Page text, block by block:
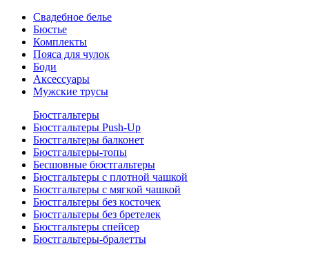
Свадебное белье
Бюстье
Комплекты
Пояса для чулок
Боди
Аксессуары
Мужские трусы
Бюстгальтеры
Бюстгальтеры Push-Up
Бюстгальтеры балконет
Бюстгальтеры-топы
Бесшовные бюстгальтеры
Бюстгальтеры с плотной чашкой
Бюстгальтеры с мягкой чашкой
Бюстгальтеры без косточек
Бюстгальтеры без бретелек
Бюстгальтеры спейсер
Бюстгальтеры-бралетты